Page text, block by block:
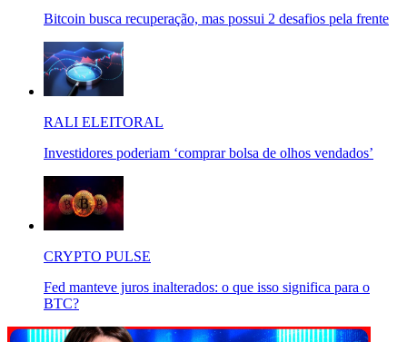
Bitcoin busca recuperação, mas possui 2 desafios pela frente
RALI ELEITORAL
Investidores poderiam ‘comprar bolsa de olhos vendados’
CRYPTO PULSE
Fed manteve juros inalterados: o que isso significa para o
BTC?